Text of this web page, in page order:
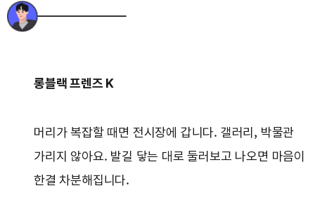
롱블랙 프렌즈 K
머리가 복잡할 때면 전시장에 갑니다. 갤러리, 박물관
가리지 않아요. 발길 닿는 대로 둘러보고 나오면 마음이
한결 차분해집니다.